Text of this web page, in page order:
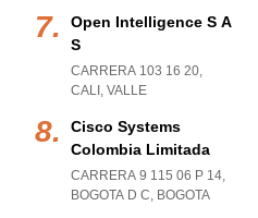
Open Intelligence S A
S
CARRERA 103 16 20,
CALI , VALLE
Cisco Systems
Colombia Limitada
CARRERA 9 115 06 P 14,
BOGOTA D C, BOGOTA